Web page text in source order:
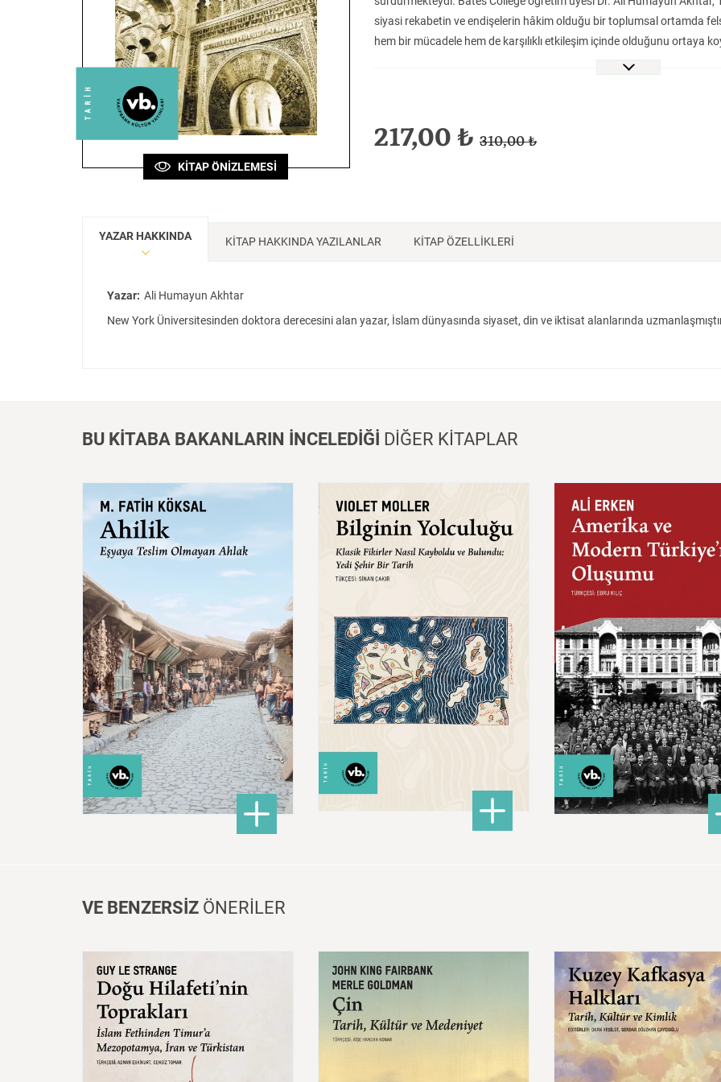
Klasik Bilim
Bilim
Felsefe
Tarih
Tarih
Tarih
KİTAP ÖNİZLEMESİ
siyasi rekabetin ve endişelerin hâkim olduğu bir toplumsal ortamda
hem bir mücadele hem de karşılıklı etkileşim içinde olduğunu ortaya
ve Halifeler İslam entelektüel tarihinin en çetrefilli metafizik meselelerini
217,00 ₺ 310,00 ₺
YAZAR HAKKINDA KİTAP HAKKINDA YAZILANLAR KİTAP ÖZELLİKLERİ
Yazar: Ali Humayun Akhtar
New York Üniversitesinden doktora derecesini alan yazar, İslam dünyasında siyaset, din ve iktisat alanlarında
BU KİTABA BAKANLARIN İNCELEDİĞİ DİĞER KİTAPLAR
Ahilik:Eşyaya
Ahlak
320,00 ₺
DETAYLI BİLGİ: Ahilik: Eşyaya Teslim Olmayan Ahlak
BilgininYolculuğu AmerikaveModern
Türkiye'ninOluşumu
380,00 ₺
DETAYLI BİLGİ:
VE BENZERSİZ ÖNERİLER
DoğuHilafeti’ninToprakları
İslamFethinden
Mezopotamya,Iran
Türkistan
Çin:Tarih,
Medeniyet
KuzeyKafkasyaHalkları